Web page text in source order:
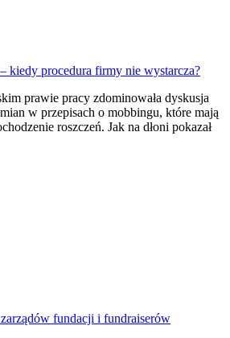
kiedy procedura firmy nie wystarcza?
prawie pracy zdominowała dyskusja
w przepisach o mobbingu, które mają
roszczeń. Jak na dłoni pokazał
fundacji i fundraiserów